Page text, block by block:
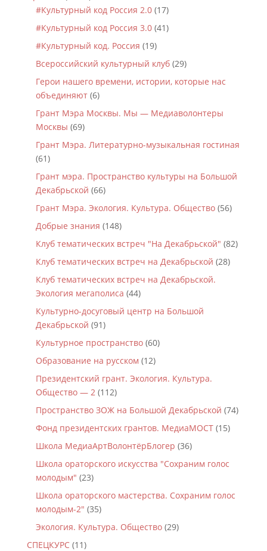
#Культурный код Россия 2.0(17)
#Культурный код Россия 3.0(41)
#Культурный код. Россия (19)
Всероссийский культурный клуб(29)
Герои нашего времени, истории, которые нас
объединяют(6)
Грант Мэра Москвы. Мы — Медиаволонтеры
Москвы (69)
Грант Мэра. Литературно-музыкальная гостиная
(61)
Грант мэра. Пространство культуры на Большой
Декабрьской (66)
Грант Мэра. Экология. Культура. Общество(56)
Добрые знания (148)
Клуб тематических встреч "На Декабрьской" (82)
Клуб тематических встреч на Декабрьской (28)
Клуб тематических встреч на Декабрьской.
Экология мегаполиса (44)
Культурно-досуговый центр на Большой
Декабрьской (91)
Культурное пространство(60)
Образование на русском (12)
Президентский грант. Экология. Культура.
Общество — 2(112)
Пространство ЗОЖ на Большой Декабрьской (74)
Фонд президентских грантов. МедиаМОСТ(15)
Школа МедиаАртВолонтёрБлогер (36)
Школа ораторского искусства "Сохраним голос
молодым" (23)
Школа ораторского мастерства. Сохраним голос
молодым-2" (35)
Экология. Культура. Общество(29)
СПЕЦКУРС(11)